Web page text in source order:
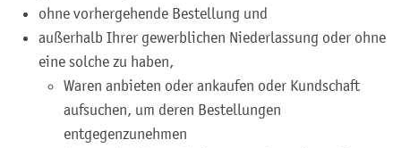
ohne vorhergehende Bestellung und
außerhalb Ihrer gewerblichen Niederlassung oder ohne
eine solche zu haben,
Waren anbieten oder ankaufen oder Kundschaft
aufsuchen, um deren Bestellungen
entgegenzunehmen